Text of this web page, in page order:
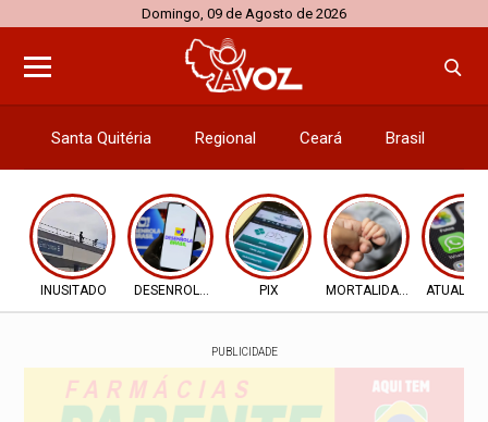
Domingo, 09 de Agosto de 2026
Santa Quitéria Regional Ceará Brasil
INUSITADO DESENROLA 2.0 PIX MORTALIDADE INFANTIL
PUBLICIDADE